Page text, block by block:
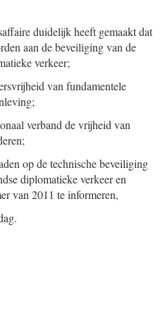
duidelijk heeft gemaakt dat
aan de beveiliging van de
verkeer;
van fundamentele
verband de vrijheid van
op de technische beveiliging
diplomatieke verkeer en
van 2011 te informeren,